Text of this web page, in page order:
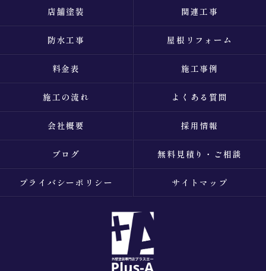
店舗塗装 関連工事
防水工事 屋根リフォーム
料金表 施工事例
施工の流れ よくある質問
会社概要 採用情報
ブログ 無料見積り・ご相談
プライバシーポリシー サイトマップ